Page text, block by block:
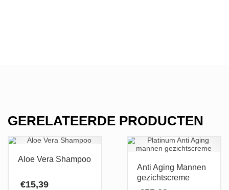
GERELATEERDE PRODUCTEN
Aloe Vera Shampoo
€15,39
Anti Aging Mannen
gezichtscreme